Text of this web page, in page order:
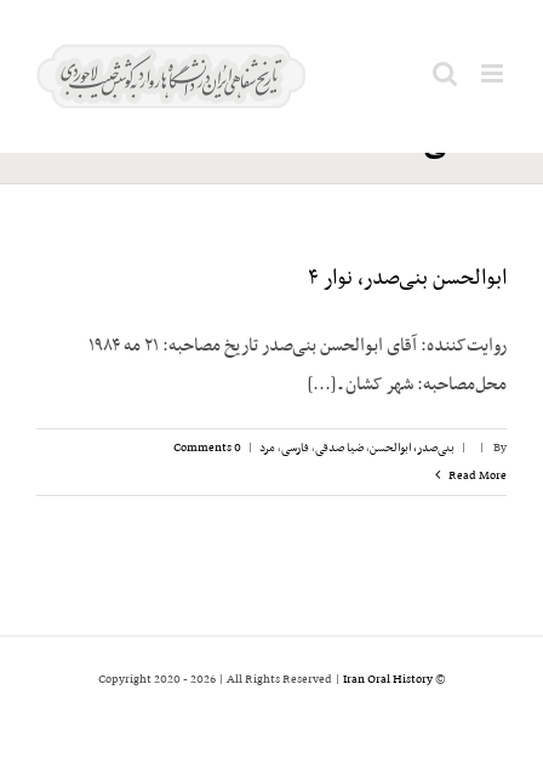
ملی
اسلامی
ابوالحسن بنی‌صدر، نوار ۴
روایت‌کننده: آقای ابوالحسن بنی‌صدر تاریخ مصاحبه: ۲۱ مه ۱۹۸۴
محل‌مصاحبه: شهر کشان ـ [...]
By
|
| بنی‌صدر، ابوالحسن,ضیا صدقی,فارسی,مرد |
0 Comments
Read More
© Copyright 2020 -
2026 | All Rights Reserved | Iran Oral History